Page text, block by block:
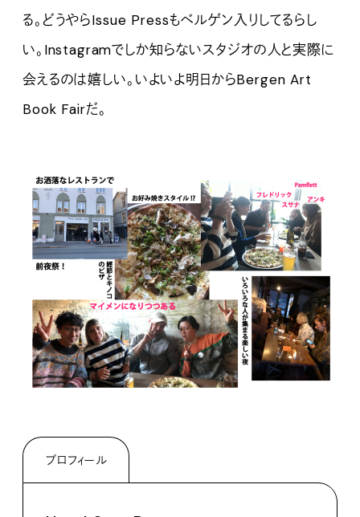
る。どうやらIssue Pressもベルゲン入りしてるらし
い。Instagramでしか知らないスタジオの人と実際に
会えるのは嬉しい。いよいよ明日からBergen Art
Book Fairだ。
プロフィール